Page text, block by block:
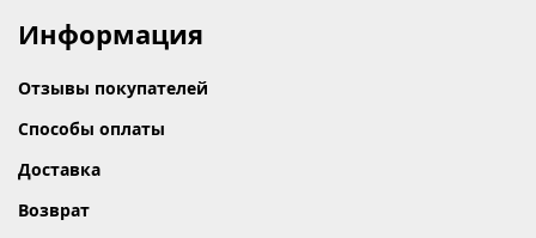
Информация
Отзывы покупателей
Способы оплаты
Доставка
Возврат